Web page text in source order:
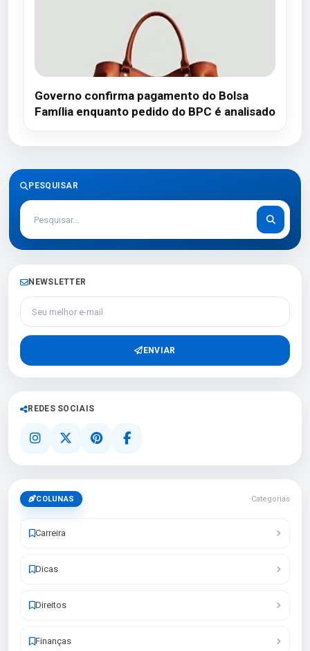
Governo confirma pagamento do Bolsa
Família enquanto pedido do BPC é analisado
PESQUISAR
NEWSLETTER
Seu melhor e-mail
ENVIAR
REDES SOCIAIS
COLUNAS Categorias
Carreira
Dicas
Direitos
Finanças